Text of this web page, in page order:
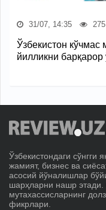
31/07, 14:35 275
Ўзбекистон кўчмас
йилликни
Ўзбекистондаги сўнгги
жамият, бизнес ва
асосий йўналишлар
шарҳларни нашр
мутахассисларнинг
фикрлари.